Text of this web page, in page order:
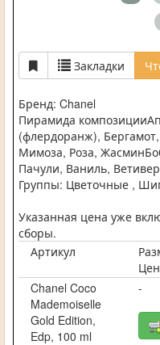
Закладки
Бренд: Chanel
Пирамида
(флердоранж),
Мимоза, Роза,
Пачули, Ваниль,
Группы: Цветочные ,
Указанная цена уже
сборы.
Артикул
Chanel Coco
Mademoiselle
Gold Edition,
Edp, 100 ml
-